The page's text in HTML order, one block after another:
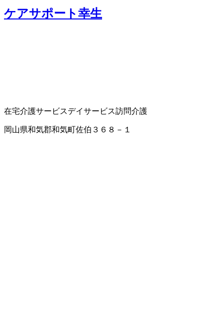
ケアサポート幸生
在宅介護サービスデイサービス訪問介護
岡山県和気郡和気町佐伯３６８－１